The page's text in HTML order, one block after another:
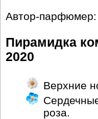
Автор-парфюмер:
Пирамидка
2020
Верхние
роза.